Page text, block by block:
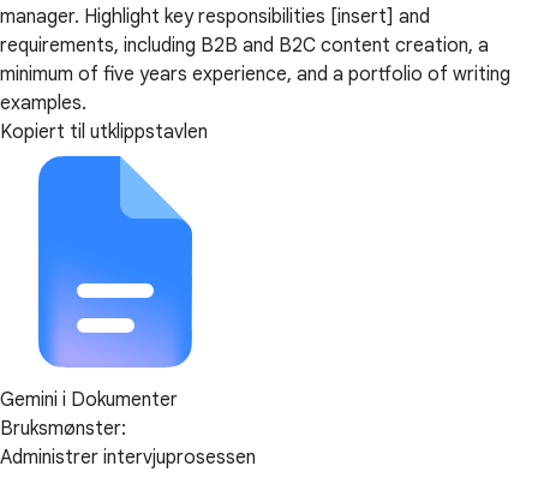
manager. Highlight key responsibilities [insert] and
requirements, including B2B and B2C content creation, a
minimum of five years experience, and a portfolio of writing
examples.
Kopiert til utklippstavlen
Gemini i Dokumenter
Bruksmønster:
Administrer intervjuprosessen